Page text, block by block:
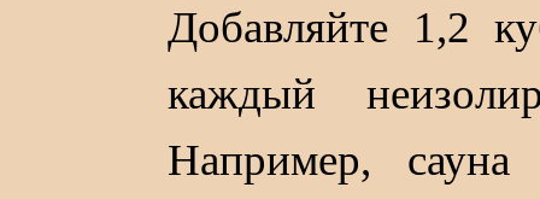
Добавляйте 1,2
каждый
Например,